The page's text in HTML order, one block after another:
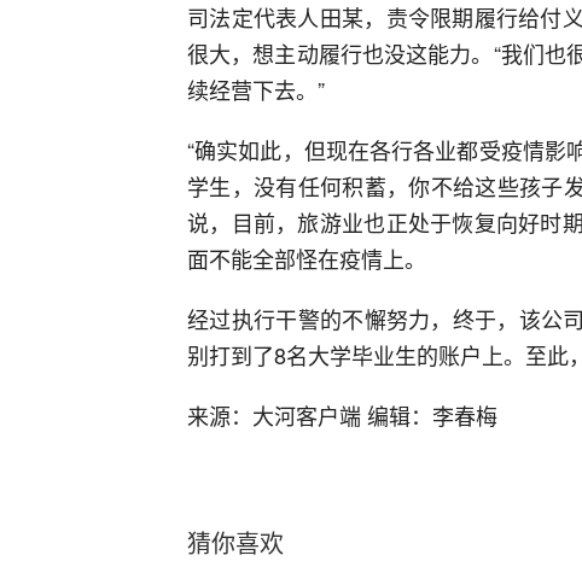
司法定代表人田某，责令限期履行给付
很大，想主动履行也没这能力。“我们
续经营下去。”
“确实如此，但现在各行各业都受疫情
学生，没有任何积蓄，你不给这些孩子
说，目前，旅游业也正处于恢复向好时
面不能全部怪在疫情上。
经过执行干警的不懈努力，终于，该公
别打到了8名大学毕业生的账户上。至此
来源：大河客户端 编辑：李春梅
猜你喜欢